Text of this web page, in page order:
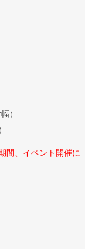
）
間、イベント開催に